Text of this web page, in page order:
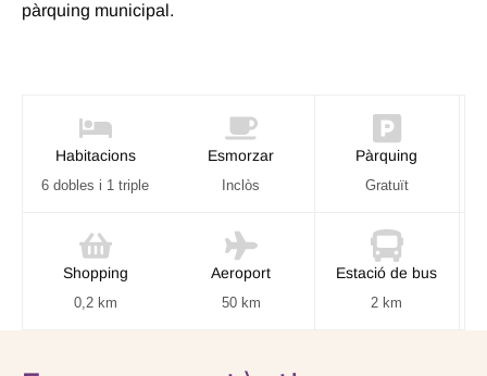
pàrquing municipal.
Habitacions
6 dobles i 1 triple
Esmorzar
Inclòs
Pàrquing
Gratuït
Shopping
0,2 km
Aeroport
50 km
Estació de bus
2 km